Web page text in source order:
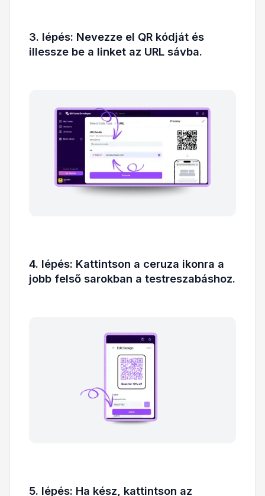
3. lépés: Nevezze el QR kódját és
illessze be a linket az URL sávba.
4. lépés: Kattintson a ceruza ikonra a
jobb felső sarokban a testreszabáshoz.
5. lépés: Ha kész, kattintson az